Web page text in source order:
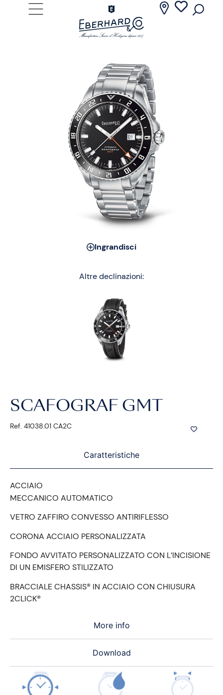
Ingrandisci
Altre declinazioni:
SCAFOGRAF GMT
Ref. 41038.01 CA2C
Caratteristiche
More info
Download
ACCIAIO
MECCANICO AUTOMATICO
VETRO ZAFFIRO CONVESSO ANTIRIFLESSO
CORONA ACCIAIO PERSONALIZZATA
FONDO AVVITATO PERSONALIZZATO CON L’INCISIONE
DI UN EMISFERO STILIZZATO
BRACCIALE CHASSIS® IN ACCIAIO CON CHIUSURA
2CLICK®